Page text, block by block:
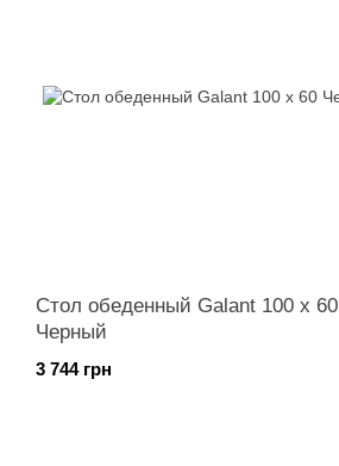
Стол обеденный Galant 100 x 60
Черный
3 744 грн